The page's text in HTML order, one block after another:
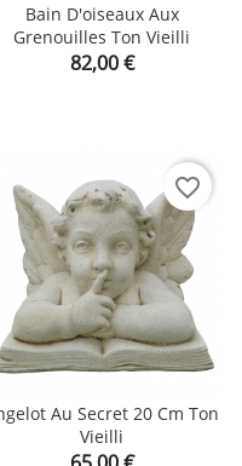
Bain D'oiseaux Aux
Grenouilles Ton Vieilli
Prix
82,00 €
Au Secret 20 Cm Ton
Vieilli
favorite_border